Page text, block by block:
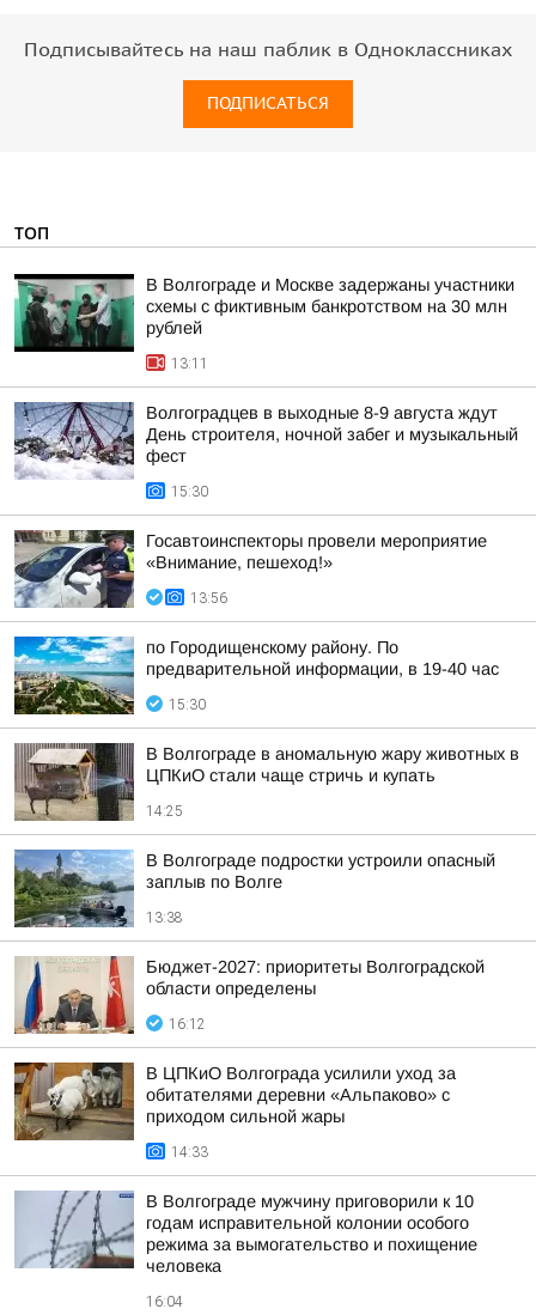
Подписывайтесь на наш паблик в Одноклассниках
ПОДПИСАТЬСЯ
ТОП
В Волгограде и Москве задержаны участники
схемы с фиктивным банкротством на 30 млн
рублей
13:11
Волгоградцев в выходные 8-9 августа ждут
День строителя, ночной забег и музыкальный
фест
15:30
Госавтоинспекторы провели мероприятие
«Внимание, пешеход!»
13:56
по Городищенскому району. По
предварительной информации, в 19-40 час
15:30
В Волгограде в аномальную жару животных в
ЦПКиО стали чаще стричь и купать
14:25
В Волгограде подростки устроили опасный
заплыв по Волге
13:38
Бюджет-2027: приоритеты Волгоградской
области определены
16:12
В ЦПКиО Волгограда усилили уход за
обитателями деревни «Альпаково» с
приходом сильной жары
14:33
В Волгограде мужчину приговорили к 10
годам исправительной колонии особого
режима за вымогательство и похищение
человека
16:04